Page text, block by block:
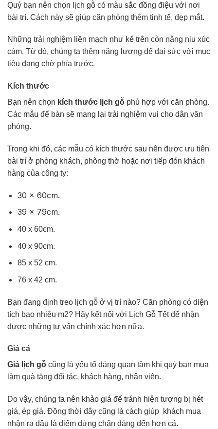
Quý bạn nên chọn lịch gỗ có màu sắc đồng điệu với nơi
bài trí. Cách này sẽ giúp căn phòng thêm tinh tế, đẹp mắt.
Những trải nghiệm liền mạch như kể trên còn nâng niu xúc
cảm. Từ đó, chúng ta thêm năng lượng để dai sức với mục
tiêu đang chờ phía trước.
Kích thước
Bạn nên chọn kích thước lịch gỗ phù hợp với căn phòng.
Các mẫu để bàn sẽ mang lại trải nghiệm vui cho dân văn
phòng.
Trong khi đó, các mẫu có kích thước sau nên được ưu tiên
bài trí ở phòng khách, phòng thờ hoặc nơi tiếp đón khách
hàng của công ty:
30 x 60cm.
39 x 79cm.
40 x 60cm.
40 x 90cm.
85 x 52 cm.
76 x 42 cm.
Bạn đang định treo lịch gỗ ở vị trí nào? Căn phòng có diện
tích bao nhiêu m2? Hãy kết nối với Lịch Gỗ Tết để nhận
được những tư vấn chính xác hơn nữa.
Giá cả
Giá lịch gỗ cũng là yếu tố đáng quan tâm khi quý bạn mua
làm quà tặng đối tác, khách hàng, nhân viên.
Do vậy, chúng ta nên khảo giá để tránh hiện tượng bị hét
giá, ép giá. Đồng thời đây cũng là cách giúp khách mua
nhận ra đâu là điểm dừng chân đáng đến hơn cả.